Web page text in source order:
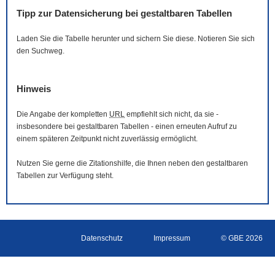
Tipp zur Datensicherung bei gestaltbaren Tabellen
Laden Sie die Tabelle herunter und sichern Sie diese. Notieren Sie sich
den Suchweg.
Hinweis
Die Angabe der kompletten URL empfiehlt sich nicht, da sie -
insbesondere bei gestaltbaren Tabellen - einen erneuten Aufruf zu
einem späteren Zeitpunkt nicht zuverlässig ermöglicht.
Nutzen Sie gerne die Zitationshilfe, die Ihnen neben den gestaltbaren
Tabellen zur Verfügung steht.
Datenschutz Impressum © GBE 2026